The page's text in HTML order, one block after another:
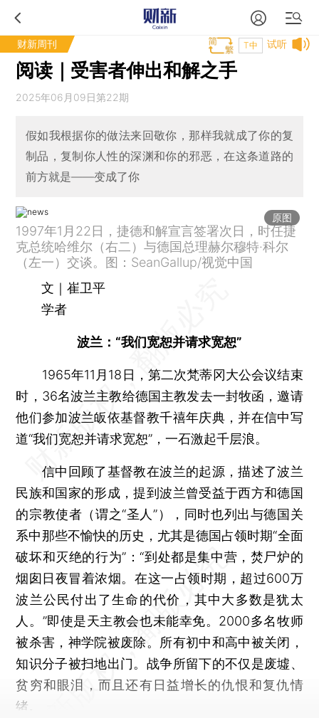
财新周刊 试听
T中
阅读｜受害者伸出和解之手
2025年06月09日第22期
假如我根据你的做法来回敬你，那样我就成了你的复
制品，复制你人性的深渊和你的邪恶，在这条道路的
前方就是——变成了你
原图
1997年1月22日，捷德和解宣言签署次日，时任捷
克总统哈维尔（右二）与德国总理赫尔穆特·科尔
（左一）交谈。图：SeanGallup/视觉中国
文｜崔卫平
学者
波兰：“我们宽恕并请求宽恕”
1965年11月18日，第二次梵蒂冈大公会议结束
时，36名波兰主教给德国主教发去一封牧函，邀请
他们参加波兰皈依基督教千禧年庆典，并在信中写
道“我们宽恕并请求宽恕”，一石激起千层浪。
信中回顾了基督教在波兰的起源，描述了波兰
民族和国家的形成，提到波兰曾受益于西方和德国
的宗教使者（谓之“圣人”），同时也列出与德国关
系中那些不愉快的历史，尤其是德国占领时期“全面
破坏和灭绝的行为”：“到处都是集中营，焚尸炉的
烟囱日夜冒着浓烟。在这一占领时期，超过600万
波兰公民付出了生命的代价，其中大多数是犹太
人。”即使是天主教会也未能幸免。2000多名牧师
被杀害，神学院被废除。所有初中和高中被关闭，
知识分子被扫地出门。战争所留下的不仅是废墟、
贫穷和眼泪，而且还有日益增长的仇恨和复仇情
绪。